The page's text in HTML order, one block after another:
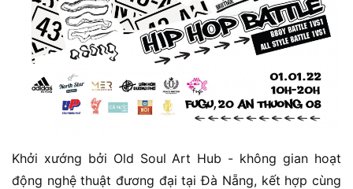
Khởi xướng bởi Old Soul Art Hub - không gian hoạt
động nghệ thuật đương đại tại Đà Nẵng, kết hợp cùng